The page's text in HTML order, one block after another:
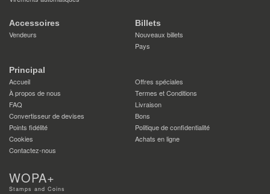
Accessoires
Vendeurs
Billets
Nouveaux billets
Pays
Principal
Accueil
Offres spéciales
À propos de nous
Termes et Conditions
FAQ
Livraison
Convertisseur de devises
Bons
Points fidélité
Politique de confidentialité
Cookies
Achats en ligne
Contactez-nous
WOPA+
Stamps and Coins